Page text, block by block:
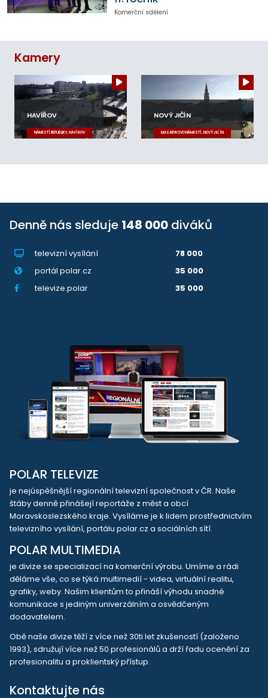
Komerční sdělení
Kamery
HAVÍŘOV
NÁMĚSTÍ REPUBLIKY, HAVÍŘOV
NOVÝ JIČÍN
MASARYKOVO NÁMĚSTÍ, NOVÝ JIČÍN
Denně nás sleduje 148 000 diváků
televizní vysílání
78 000
portál polar.cz
35 000
televize.polar
35 000
POLAR TELEVIZE
je nejúspěšnější regionální televizní společnost v ČR. Naše
štáby denně přinášejí reportáže z měst a obcí
Moravskoslezského kraje. Vysíláme je k lidem prostřednictvím
televizního vysílání, portálu polar.cz a sociálních sítí.
POLAR MULTIMEDIA
je divize se specializací na komerční výrobu. Umíme a rádi
děláme vše, co se týká multimedií - videa, virtuální realitu,
grafiky, weby. Našim klientům to přináší výhodu snadné
komunikace s jediným univerzálním a osvědčeným
dodavatelem.
Obě naše divize těží z více než 30ti let zkušeností (založeno
1993), sdružují více než 50 profesionálů a drží řadu ocenění za
profesionalitu a proklientský přístup.
Kontaktujte nás